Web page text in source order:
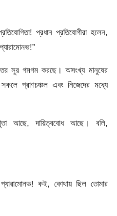
প্রধান প্রতিযোগীরা হলেন,
সুর গমগম করছে। অসংখ্য মানুষের
প্রাণচঞ্চল এবং নিজেদের মধ্যে
আছে, দায়িত্ববোধ আছে। বলি,
কই, কোথায় ছিল তোমার